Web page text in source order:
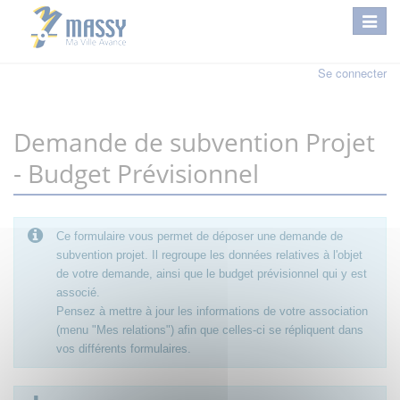
Se connecter
Demande de subvention Projet
- Budget Prévisionnel
Ce formulaire vous permet de déposer une demande de
subvention projet. Il regroupe les données relatives à l'objet
de votre demande, ainsi que le budget prévisionnel qui y est
associé.
Pensez à mettre à jour les informations de votre association
(menu "Mes relations") afin que celles-ci se répliquent dans
vos différents formulaires.